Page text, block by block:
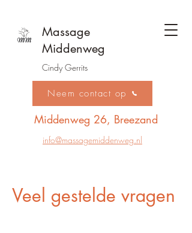
Massage
Middenweg
Cindy Gerrits
Neem contact op
info@massagemiddenweg.nl
Middenweg 26, Breezand
Veel gestelde vragen